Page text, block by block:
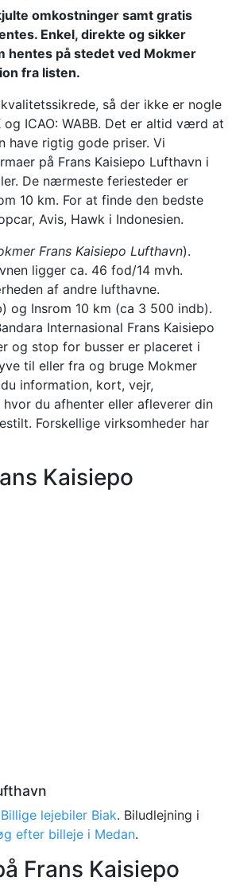
omkostninger samt gratis
Enkel, direkte og sikker
hentes på stedet ved Mokmer
fra listen.
så der ikke er nogle
og ICAO: WABB. Det er altid værd at
have rigtig gode priser. Vi
på Frans Kaisiepo Lufthavn i
De nærmeste feriesteder er
10 km. For at finde den bedste
Avis, Hawk i Indonesien.
Frans Kaisiepo Lufthavn).
ligger ca. 46 fod/14 mvh.
af ​​andre lufthavne.
og Insrom 10 km (ca 3 500 indb).
Internasional Frans Kaisiepo
og stop for busser er placeret i
til eller fra og bruge Mokmer
information, kort, vejr,
du afhenter eller afleverer din
Forskellige virksomheder har
Kaisiepo
Billige lejebiler Biak. Biludlejning i
efter billeje i Medan.
Frans Kaisiepo